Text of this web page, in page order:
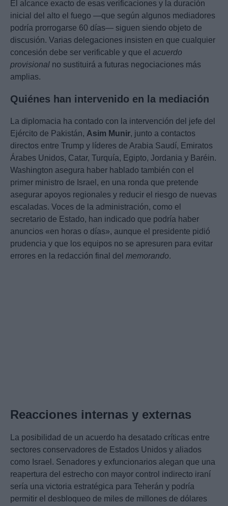
El alcance exacto de esas verificaciones y la duración
inicial del alto el fuego —que según algunos mediadores
podría prorrogarse 60 días— siguen siendo objeto de
discusión. Varias delegaciones insisten en que cualquier
concesión debe ser verificable y que el acuerdo
provisional no sustituirá a futuras negociaciones más
amplias.
Quiénes han intervenido en la mediación
La diplomacia ha contado con la intervención del jefe del
Ejército de Pakistán, Asim Munir, junto a contactos
directos entre Trump y líderes de Arabia Saudí, Emiratos
Árabes Unidos, Catar, Turquía, Egipto, Jordania y Baréin.
Washington asegura haber hablado también con el
primer ministro de Israel, en una ronda que pretende
asegurar apoyos regionales y reducir el riesgo de nuevas
escaladas. Voces de la administración, como el
secretario de Estado, han indicado que podría haber
anuncios «en horas o días», aunque el presidente pidió
prudencia y que los equipos no se apresuren para evitar
errores en la redacción final del memorando.
Reacciones internas y externas
La posibilidad de un acuerdo ha desatado críticas entre
sectores conservadores de Estados Unidos y aliados
como Israel. Senadores y exfuncionarios alegan que una
reapertura del estrecho con mayor control indirecto iraní
sería una victoria estratégica para Teherán y podría
permitir el desbloqueo de miles de millones de dólares